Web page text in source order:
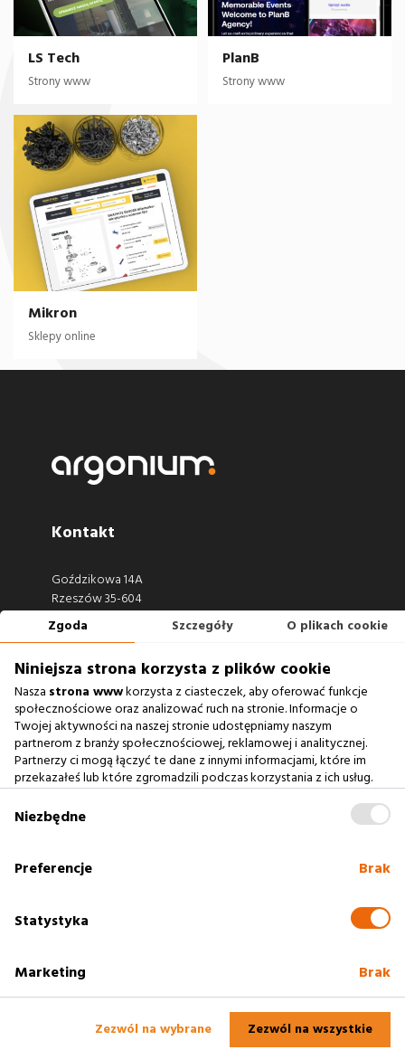
LS Tech
Strony www
PlanB
Strony www
Mikron
Sklepy online
Kontakt
Goździkowa 14A
Rzeszów 35-604
660 722 441
Zobacz również
Agencja Interaktywna
Baza Wiedzy
Polityka cookies
Interaktywna Rzeszów
Zgoda Szczegóły O plikach cookie
Niniejsza strona korzysta z plików cookie
Nasza strona wwwkorzysta z ciasteczek, aby oferować funkcje
społecznościowe oraz analizować ruch na stronie. Informacje o
Twojej aktywności na naszej stronie udostępniamy naszym
partnerom z branży społecznościowej, reklamowej i analitycznej.
Partnerzy ci mogą łączyć te dane z innymi informacjami, które im
przekazałeś lub które zgromadzili podczas korzystania z ich usług.
na prawidłowe działanie serwisu
Niezbędne
Preferencje Brak
Statystyka
Marketing Brak
Zezwól na wybrane Zezwól na wszystkie